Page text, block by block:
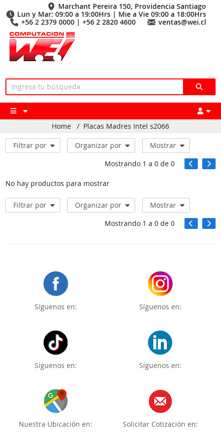
Marchant Pereira 150, Providencia Santiago
Lun y Mar: 09:00 a 19:00Hrs | Mie a Vie 09:00 a 18:00Hrs
+56 2 2379 0000 | +56 2 2820 4600
ventas@wei.cl
Home / Placas Madres Intel s2066
Filtrar por Organizar por
Mostrar
Mostrando 1 a 0de 0
No hay productos para mostrar
Filtrar por Organizar por
Mostrar
Mostrando 1 a 0de 0
Síguenos en: Síguenos en:
Síguenos en: Síguenos en:
Nuestra Ubicación en: Solicitar Cotización en: